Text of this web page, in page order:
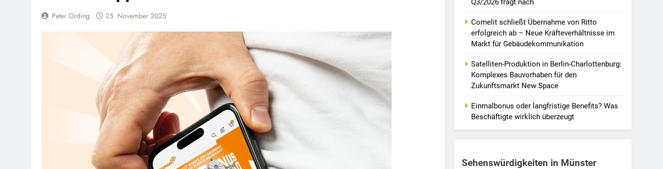
Peter Ording 25. November 2025
Q3/2026 fragt nach
Comelit schließt Übernahme von Ritto
erfolgreich ab – Neue Kräfteverhältnisse im
Markt für Gebäudekommunikation
Satelliten-Produktion in Berlin-Charlottenburg:
Komplexes Bauvorhaben für den
Zukunftsmarkt New Space
Einmalbonus oder langfristige Benefits? Was
Beschäftigte wirklich überzeugt
Sehenswürdigkeiten in Münster